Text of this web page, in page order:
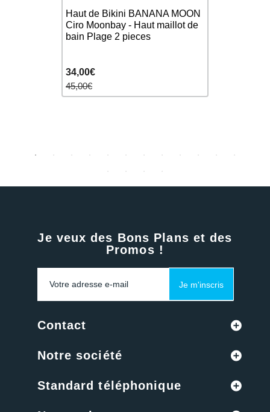
Haut de Bikini BANANA MOON
Ciro Moonbay - Haut maillot de
bain Plage 2 pieces
34,00€
45,00€
Je veux des Bons Plans et des
Promos !
Je m'inscris
Contact
Notre société
Standard téléphonique